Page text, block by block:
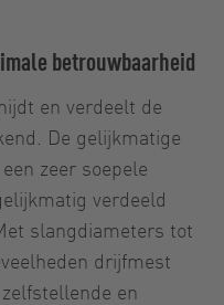
betrouwbaarheid
en verdeelt de
De gelijkmatige
zeer soepele
verdeeld
slangdiameters tot
drijfmest
en